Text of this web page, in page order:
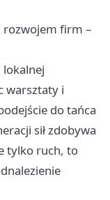
rozwojem firm –
lokalnej
warsztaty i
do tańca
sił zdobywa
tylko ruch, to